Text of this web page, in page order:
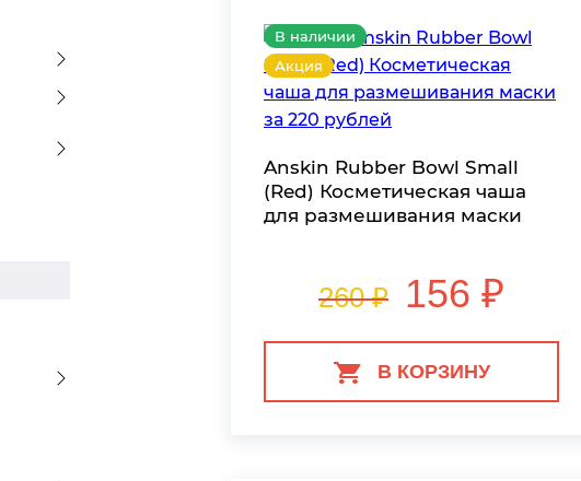
В наличии
Акция
Anskin Rubber Bowl Small
(Red) Косметическая чаша
для размешивания маски
260 ₽ 156 ₽
В КОРЗИНУ